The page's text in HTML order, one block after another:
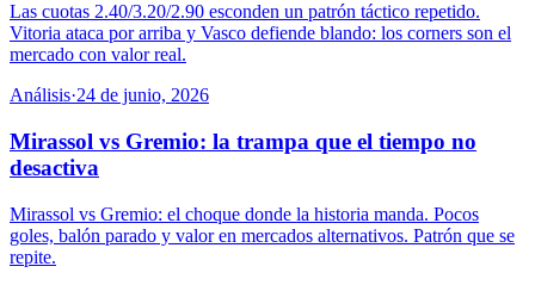
Las cuotas 2.40/3.20/2.90 esconden un patrón táctico repetido.
Vitoria ataca por arriba y Vasco defiende blando: los corners son el
mercado con valor real.
Análisis·24 de junio, 2026
Mirassol vs Gremio: la trampa que el tiempo no
desactiva
Mirassol vs Gremio: el choque donde la historia manda. Pocos
goles, balón parado y valor en mercados alternativos. Patrón que se
repite.